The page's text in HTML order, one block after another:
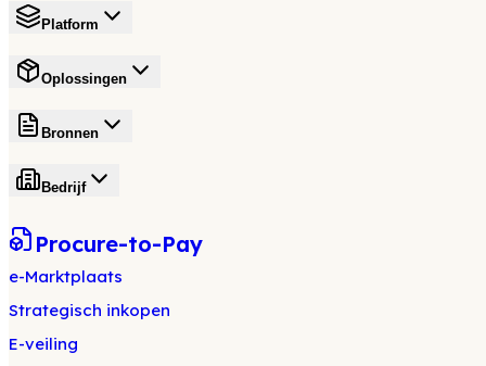
Platform
Oplossingen
Bronnen
Bedrijf
Procure-to-Pay
e-Marktplaats
Strategisch inkopen
E-veiling